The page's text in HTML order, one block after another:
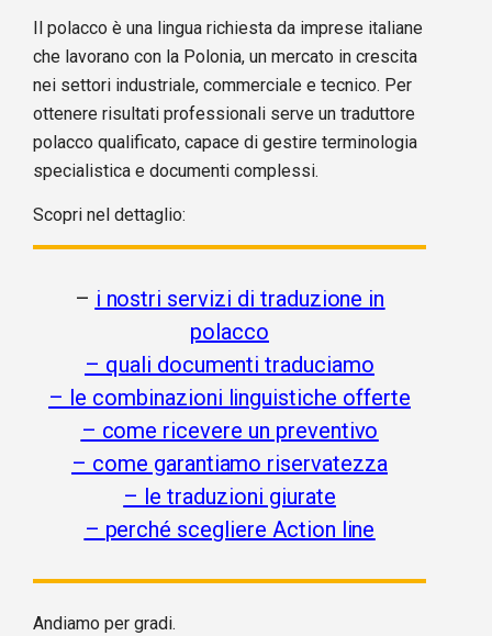
Il polacco è una lingua richiesta da imprese italiane
che lavorano con la Polonia, un mercato in crescita
nei settori industriale, commerciale e tecnico. Per
ottenere risultati professionali serve un traduttore
polacco qualificato, capace di gestire terminologia
specialistica e documenti complessi.
Scopri nel dettaglio:
– i nostri servizi di traduzione in
polacco
– quali documenti traduciamo
– le combinazioni linguistiche offerte
– come ricevere un preventivo
– come garantiamo riservatezza
– le traduzioni giurate
– perché scegliere Action line
Andiamo per gradi.